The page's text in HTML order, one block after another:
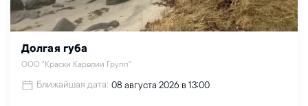
Долгая губа
ООО "Краски Карелии Групп"
Ближайшая дата: 08 августа 2026 в 13:00